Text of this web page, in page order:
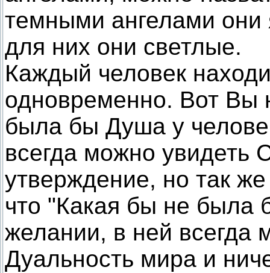
темными ангелами они
для них они светлые.
Каждый человек
одновременно. Вот Вы
была бы Душа у
всегда можно увидеть
утверждение, но так
что "Какая бы не была
желании, в ней всегда
Дуальность мира и